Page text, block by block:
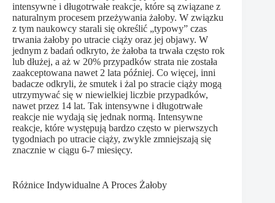
intensywne i długotrwałe reakcje, które są związane z
naturalnym procesem przeżywania żałoby. W związku
z tym naukowcy starali się określić „typowy” czas
trwania żałoby po utracie ciąży oraz jej objawy. W
jednym z badań odkryto, że żałoba ta trwała często rok
lub dłużej, a aż w 20% przypadków strata nie została
zaakceptowana nawet 2 lata później. Co więcej, inni
badacze odkryli, że smutek i żal po stracie ciąży mogą
utrzymywać się w niewielkiej liczbie przypadków,
nawet przez 14 lat. Tak intensywne i długotrwałe
reakcje nie wydają się jednak normą. Intensywne
reakcje, które występują bardzo często w pierwszych
tygodniach po utracie ciąży, zwykle zmniejszają się
znacznie w ciągu 6-7 miesięcy.
Różnice Indywidualne A Proces Żałoby